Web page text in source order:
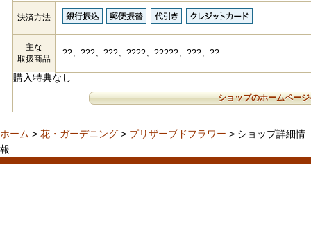
決済方法
主な
取扱商品
??、???、???、????、?????、???、??
購入特典なし
ショップのホームペー
ホーム > 花・ガーデニング > プリザーブドフラワー > ショップ詳細情
報